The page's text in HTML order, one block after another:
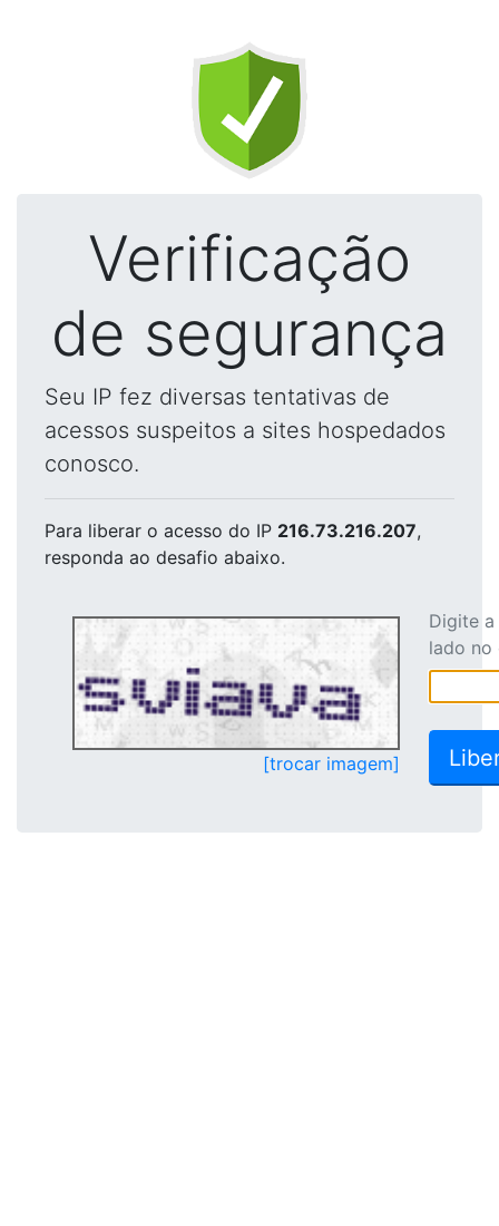
Verificação
de segurança
Seu IP fez diversas tentativas de
acessos suspeitos a sites hospedados
conosco.
Para liberar o acesso do IP 216.73.216.207,
responda ao desafio abaixo.
[trocar imagem]
Digite
lado no